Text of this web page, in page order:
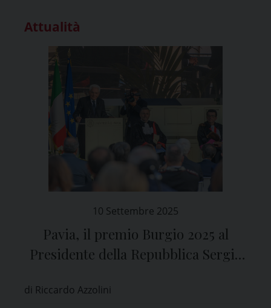
Attualità
10 Settembre 2025
Pavia, il premio Burgio 2025 al
Presidente della Repubblica Sergio
di Riccardo Azzolini